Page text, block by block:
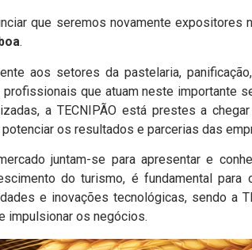
que seremos novamente expositores
.
aos setores da pastelaria,
que atuam neste importante
a TECNIPÃO está prestes a
os resultados e parcerias das
juntam-se para apresentar e
do turismo, é fundamental para
e inovações tecnológicas, sendo a
impulsionar os negócios.